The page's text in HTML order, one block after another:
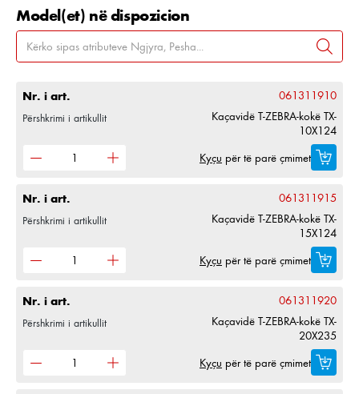
Model(et) në dispozicion
Nr. i art. 061311910
Përshkrimi i artikullit
Kaçavidë T-ZEBRA-kokë TX-
10X124
Kyçu për të parë çmimet
Nr. i art. 061311915
Përshkrimi i artikullit
Kaçavidë T-ZEBRA-kokë TX-
15X124
Kyçu për të parë çmimet
Nr. i art. 061311920
Përshkrimi i artikullit
Kaçavidë T-ZEBRA-kokë TX-
20X235
Kyçu për të parë çmimet